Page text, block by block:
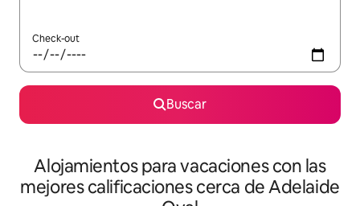
Check-out
Buscar
Alojamientos para vacaciones con las
mejores calificaciones cerca de Adelaide